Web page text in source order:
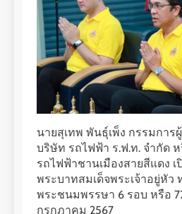
นายสุเทพ พันธุ์เพ็ง กรรมการ
บริษัท รถไฟฟ้า ร.ฟ.ท. จำกัด
รถไฟฟ้าชานเมืองสายสีแดง เ
พระบาทสมเด็จพระเจ้าอยู่หัว
พระชนมพรรษา 6 รอบ หรือ
กรกฎาคม 2567